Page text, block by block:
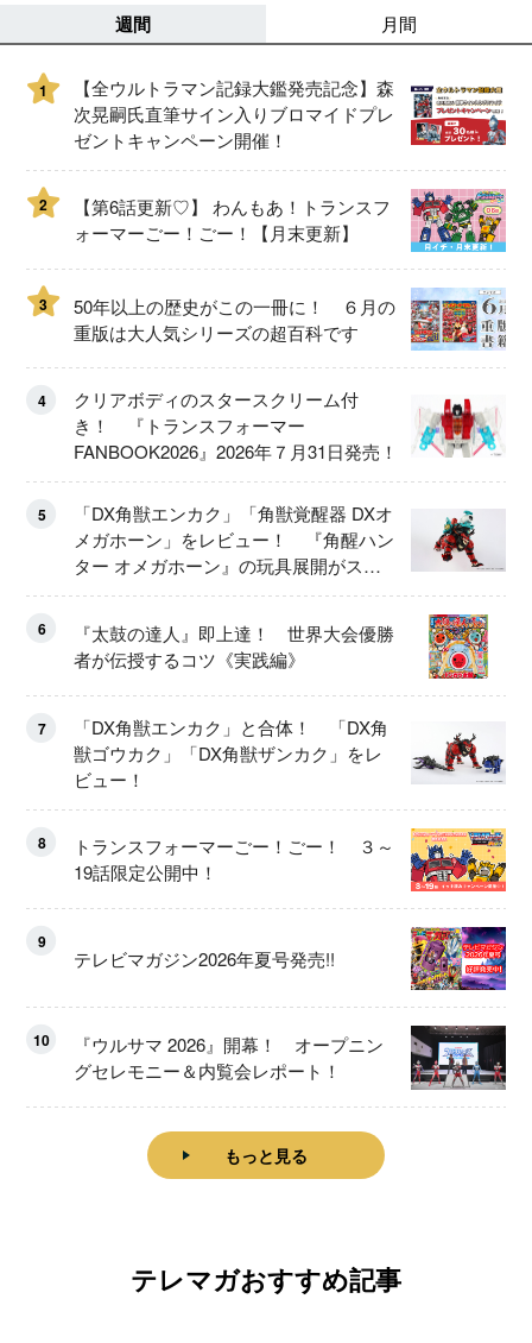
週間 月間
1
【全ウルトラマン記録大鑑発売記念】森
次晃嗣氏直筆サイン入りブロマイドプレ
ゼントキャンペーン開催！
2
【第6話更新♡】 わんもあ！トランスフ
ォーマーごー！ごー！【月末更新】
3
50年以上の歴史がこの一冊に！ ６月の
重版は大人気シリーズの超百科です
4
クリアボディのスタースクリーム付
き！ 『トランスフォーマー
FANBOOK2026』2026年７月31日発売！
5
「DX角獣エンカク」「角獣覚醒器 DXオ
メガホーン」をレビュー！ 『角醒ハン
ター オメガホーン』の玩具展開がスタ
ート！
6
『太鼓の達人』即上達！ 世界大会優勝
者が伝授するコツ《実践編》
7
「DX角獣エンカク」と合体！ 「DX角
獣ゴウカク」「DX角獣ザンカク」をレ
ビュー！
8
トランスフォーマーごー！ごー！ ３～
19話限定公開中！
9
テレビマガジン2026年夏号発売!!
10
『ウルサマ 2026』開幕！ オープニン
グセレモニー＆内覧会レポート！
もっと見る
テレマガおすすめ記事